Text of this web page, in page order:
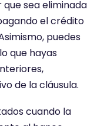
sea eliminada
el crédito
puedes
que hayas
de la cláusula.
cuando la